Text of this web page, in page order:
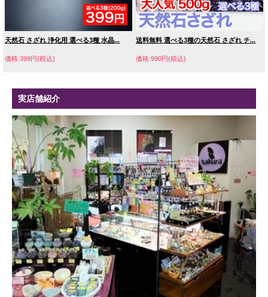
天然石 さざれ 浄化用 選べる3種 水晶...
価格:399円(税込)
送料無料 選べる3種の天然石 さざれ チ...
価格:990円(税込)
実店舗紹介